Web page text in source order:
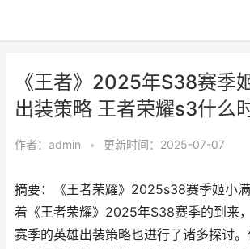
《王者》2025年S38赛季
出装策略 王者荣耀s3什么
作者： admin • 更新时间：2025-07-07
摘要：《王者荣耀》2025s38赛季姬小
着《王者荣耀》2025年S38赛季的到来
赛季的英雄出装策略也进行了诸多探讨